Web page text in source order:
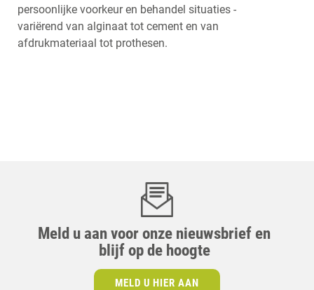
persoonlijke voorkeur en behandel situaties -
variërend van alginaat tot cement en van
afdrukmateriaal tot prothesen.
Meld u aan voor onze nieuwsbrief en
blijf op de hoogte
MELD U HIER AAN